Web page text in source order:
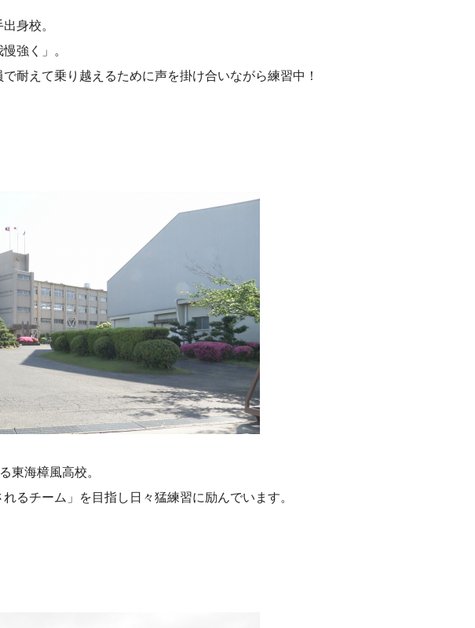
身校。
強く」。
耐えて乗り越えるために声を掛け合いながら練習中！
東海樟風高校。
るチーム」を目指し日々猛練習に励んでいます。